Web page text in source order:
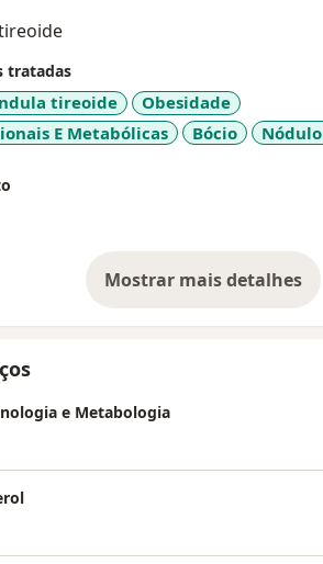
tratadas
tireoide
Obesidade
E Metabólicas
Bócio
Mostrar mais detalhes
sobre a
e Metabologia